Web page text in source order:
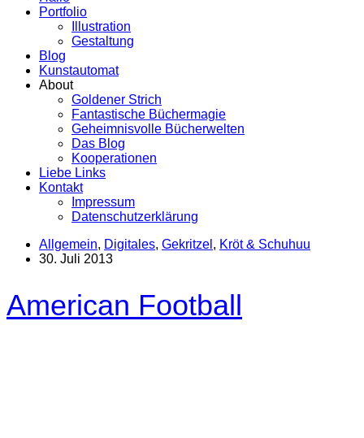
Portfolio
Illustration
Gestaltung
Blog
Kunstautomat
About
Goldener Strich
Fantastische Büchermagie
Geheimnisvolle Bücherwelten
Das Blog
Kooperationen
Liebe Links
Kontakt
Impressum
Datenschutzerklärung
Allgemein, Digitales, Gekritzel , Kröt & Schuhuu
30. Juli 2013
American Football